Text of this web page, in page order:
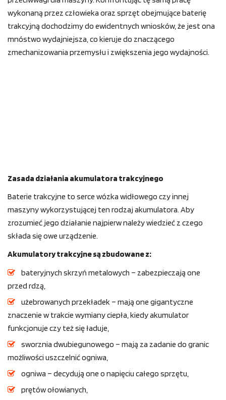
wykonaną przez człowieka oraz sprzęt obejmujące baterię
trakcyjną dochodzimy do ewidentnych wniosków, że jest ona
mnóstwo wydajniejsza, co kieruje do znaczącego
zmechanizowania przemysłu i zwiększenia jego wydajności.
Zasada działania akumulatora trakcyjnego
Baterie trakcyjne to serce wózka widłowego czy innej
maszyny wykorzystującej ten rodzaj akumulatora. Aby
zrozumieć jego działanie najpierw należy wiedzieć z czego
składa się owe urządzenie.
Akumulatory trakcyjne są zbudowane z:
bateryjnych skrzyń metalowych – zabezpieczają one
przed rdzą,
użebrowanych przekładek – mają one gigantyczne
znaczenie w trakcie wymiany ciepła, kiedy akumulator
funkcjonuje czy też się ładuje,
sworznia dwubiegunowego – mają za zadanie do granic
możliwości uszczelnić ogniwa,
ogniwa – decydują one o napięciu całego sprzętu,
prętów ołowianych,